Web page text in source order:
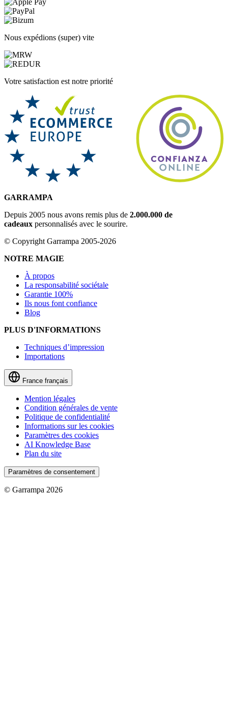
Nous expédions (super) vite
Votre satisfaction est notre priorité
GARRAMPA
Depuis 2005 nous avons remis plus de 2.000.000 de
cadeaux personnalisés avec le sourire.
© Copyright Garrampa 2005-2026
NOTRE MAGIE
À propos
La responsabilité sociétale
Garantie 100%
Ils nous font confiance
Blog
PLUS D'INFORMATIONS
Techniques d’impression
Importations
France français
Mention légales
Condition générales de vente
Politique de confidentialité
Informations sur les cookies
Paramètres des cookies
AI Knowledge Base
Plan du site
Paramètres de consentement
© Garrampa 2026